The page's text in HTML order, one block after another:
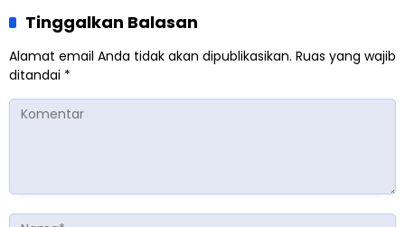
Tinggalkan Balasan
Alamat email Anda tidak akan dipublikasikan. Ruas yang wajib
ditandai *